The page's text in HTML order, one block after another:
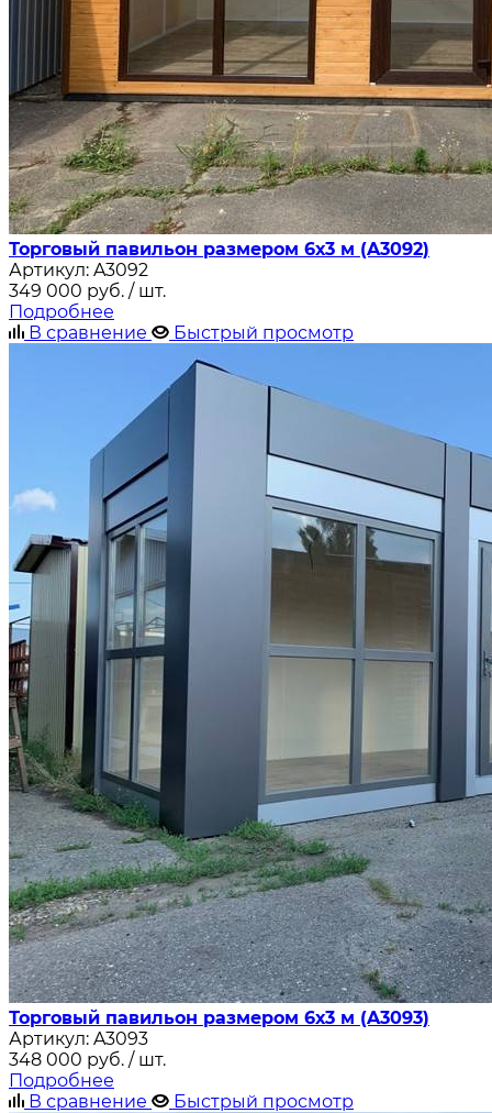
Торговый павильон размером 6х3 м (A3092)
Артикул: A3092
349 000 руб. / шт.
Подробнее
В сравнение
Быстрый просмотр
Торговый павильон размером 6х3 м (A3093)
Артикул: A3093
348 000 руб. / шт.
Подробнее
В сравнение
Быстрый просмотр